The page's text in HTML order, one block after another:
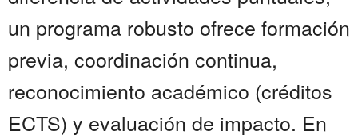
un programa robusto ofrece formación
previa, coordinación continua,
reconocimiento académico (créditos
ECTS) y evaluación de impacto. En